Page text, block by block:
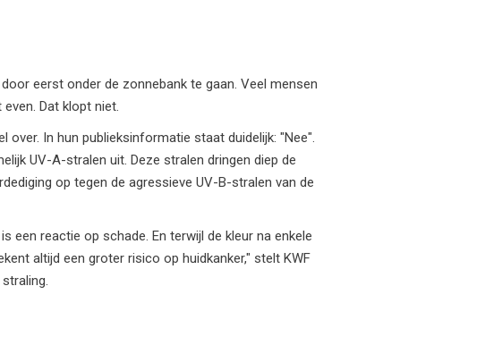
eerst onder de zonnebank te gaan. Veel mensen
Dat klopt niet.
In hun publieksinformatie staat duidelijk: "Nee".
UV-A-stralen uit. Deze stralen dringen diep de
op tegen de agressieve UV-B-stralen van de
een reactie op schade. En terwijl de kleur na enkele
altijd een groter risico op huidkanker," stelt KWF